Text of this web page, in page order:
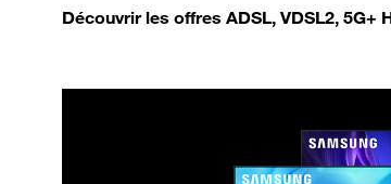
Découvrir les offres ADSL, VDSL2, 5G+